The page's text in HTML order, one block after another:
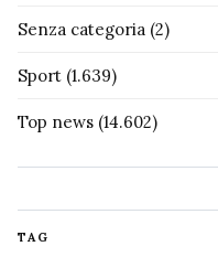
Senza categoria (2)
Sport (1.639)
Top news (14.602)
TAG